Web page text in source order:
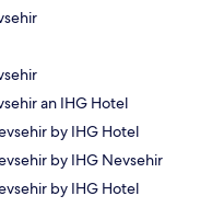
an IHG Hotel
by IHG Hotel
by IHG Nevsehir
by IHG Hotel